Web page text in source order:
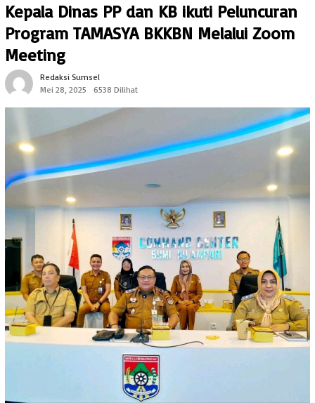
Kepala Dinas PP dan KB ikuti Peluncuran
Program TAMASYA BKKBN Melalui Zoom
Meeting
Redaksi Sumsel
Mei 28, 2025
6538 Dilihat